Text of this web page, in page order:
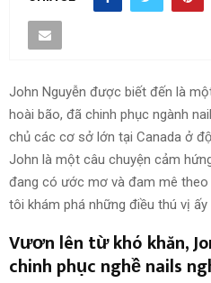
John Nguyễn được biết đến là
hoài bão, đã chinh phục ngành
chủ các cơ sở lớn tại Canada ở
John là một câu chuyện cảm
đang có ước mơ và đam mê theo
tôi khám phá những điều thú vị ấy
Vươn lên từ khó khăn,
chinh phục nghề nails